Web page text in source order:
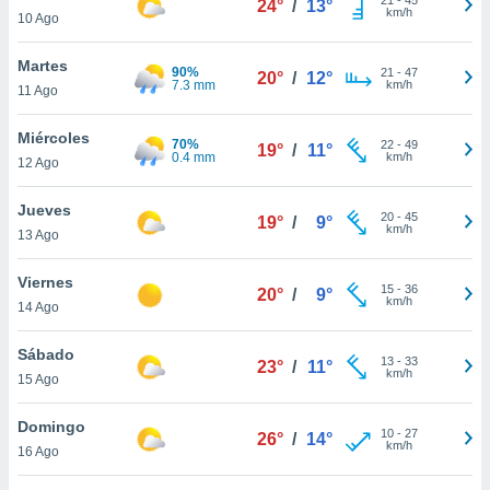
más
nuestra
y
de
disponible
cookies
aceptar
10 Ago
24° / 13°
km/h
Martes
11 Ago
90%
7.3 mm
20° / 12° 21 - 47
km/h
Miércoles
12 Ago
70%
0.4 mm
19° / 11° 22- 49
km/h
Jueves
13 Ago
19° / 9° 20- 45
km/h
Viernes
14 Ago
20° / 9° 15- 36
km/h
Sábado
15 Ago
23° / 11° 13- 33
km/h
Domingo
16 Ago
26° / 14° 10- 27
km/h